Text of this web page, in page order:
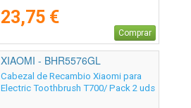
23,75 €
Comprar
XIAOMI - BHR5576GL
Cabezal de Recambio Xiaomi para
Electric Toothbrush T700/ Pack 2 uds